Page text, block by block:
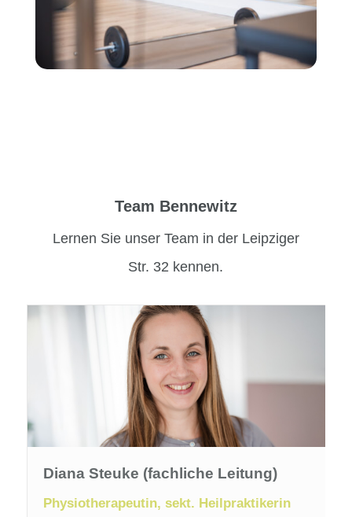
Team Bennewitz
Lernen Sie unser Team in der Leipziger
Str. 32 kennen.
Diana Steuke (fachliche Leitung)
Physiotherapeutin, sekt. Heilpraktikerin